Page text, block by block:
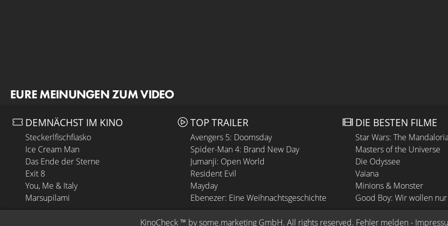
EURE MEINUNGEN ZUM VIDEO
DEMNÄCHST IM KINO
Steckerlfischfiasko
Ice Cream Man
Das Ende der Sterne
Exit 8
You, Me & Italy
Marsupilami
TOP TRAILER
Avengers 5: Doomsday
Spider-Man 4: Brand New Day
Jumanji: Open World
Resident Evil
Mayday
Ebenezer: Eine Weihnachtsgeschichte
DIE BESTEN FILME
Star Wars: The
Masters of the Universe
Die Odyssee
Vaiana
Minions & Monster
Good Boy: Wir wollen
KinoCheck ™ by some.marketing GmbH. All rights reserved. Fehler melden -